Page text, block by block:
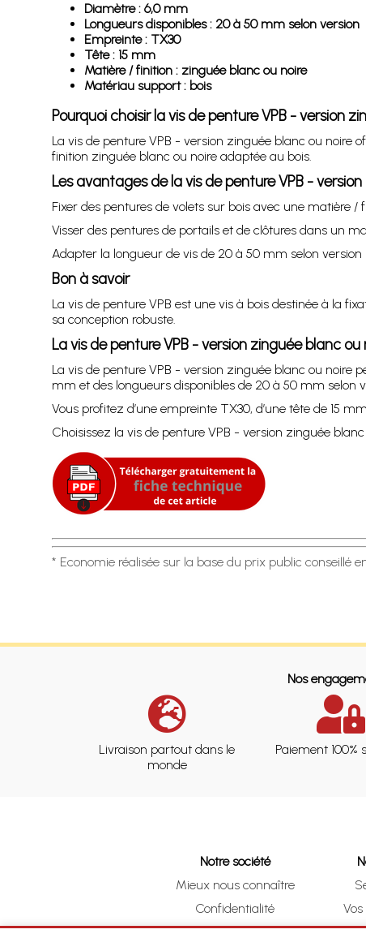
Diamètre : 6,0 mm
Longueurs disponibles : 20 à 50 mm selon version
Empreinte : TX30
Tête : 15 mm
Matière / finition : zinguée blanc ou noire
Matériau support : bois
Pourquoi choisir la vis de penture VPB - version
La vis de penture VPB - version zinguée blanc ou noire
finition zinguée blanc ou noire adaptée au bois.
Les avantages de la vis de penture VPB -
Fixer des pentures de volets sur bois avec une matière
Visser des pentures de portails et de clôtures dans un
Adapter la longueur de vis de 20 à 50 mm selon version
Bon à savoir
La vis de penture VPB est une vis à bois destinée à la
sa conception robuste.
La vis de penture VPB - version zinguée blanc ou
La vis de penture VPB - version zinguée blanc ou noire
mm et des longueurs disponibles de 20 à 50 mm selon
Vous profitez d’une empreinte TX30, d’une tête de 15
Choisissez la vis de penture VPB - version zinguée
* Economie réalisée sur la base du prix public conseillé
Nos
Livraison partout dans le
monde
Paiement 100%
Notre société
Mieux nous connaître
Confidentialité
CGV
Clic